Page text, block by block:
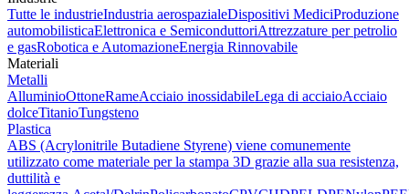
Tutte le industrieIndustria aerospazialeDispositivi MediciProduzione
automobilisticaElettronica e SemiconduttoriAttrezzature per petrolio
e gasRobotica e AutomazioneEnergia Rinnovabile
Materiali
Metalli
AlluminioOttoneRameAcciaio inossidabileLega di acciaioAcciaio
dolceTitanioTungsteno
Plastica
ABS (Acrylonitrile Butadiene Styrene) viene comunemente
utilizzato come materiale per la stampa 3D grazie alla sua resistenza,
duttilità e